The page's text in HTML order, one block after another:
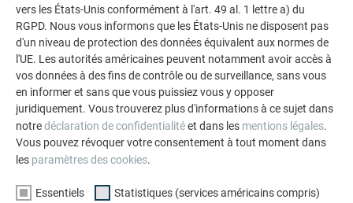
LA FAÇADE MÉTALLIQUE COMME POINT FOCAL
lucarne jusqu’à la façade, requiert un savoir-faire particulier.
vers les États-Unis conformément à l'art. 49 al. 1 lettre a) du
RGPD. Nous vous informons que les États-Unis ne disposent pas
d'un niveau de protection des données équivalent aux normes de
l'UE. Les autorités américaines peuvent notamment avoir accès à
vos données à des fins de contrôle ou de surveillance, sans vous
en informer et sans que vous puissiez vous y opposer
juridiquement. Vous trouverez plus d'informations à ce sujet dans
notredéclaration de confidentialitéet dans les mentions légales.
Vous pouvez révoquer votre consentement à tout moment dans
les paramètres des cookies.
Essentiels Statistiques (services américains compris)